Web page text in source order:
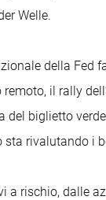
Welle.
della Fed
il rally
del biglietto
rivalutando i
a rischio, dalle